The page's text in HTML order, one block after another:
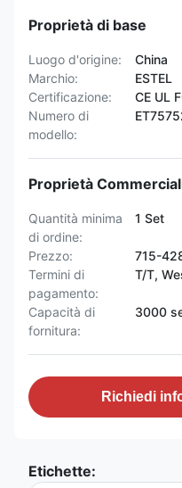
Proprietà di base
Luogo d'origine:
China
Marchio:
ESTEL
Certificazione:
CE UL
Numero di
modello:
Proprietà
Quantità minima
di ordine:
1 Set
Prezzo:
715-
Termini di
pagamento:
T/T,
Capacità di
fornitura:
3000
Richiedi
Etichette: